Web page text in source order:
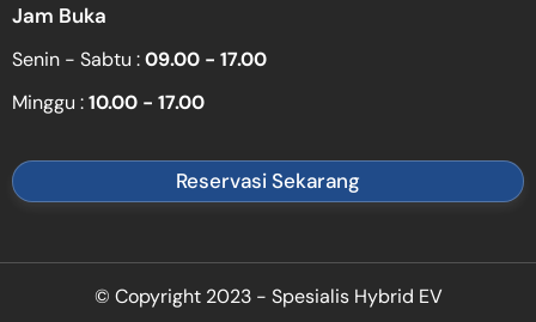
Jam Buka
Senin - Sabtu :09.00 - 17.00
Minggu :10.00 - 17.00
Reservasi Sekarang
© Copyright 2023 - Spesialis Hybrid EV